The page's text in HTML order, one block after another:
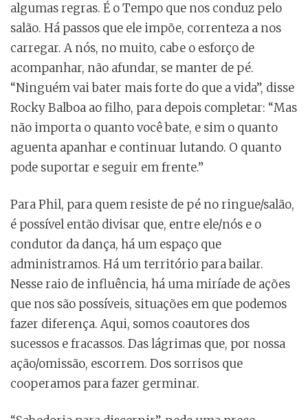
algumas regras. É o Tempo que nos conduz pelo
salão. Há passos que ele impõe, correnteza a nos
carregar. A nós, no muito, cabe o esforço de
acompanhar, não afundar, se manter de pé.
“Ninguém vai bater mais forte do que a vida”, disse
Rocky Balboa ao filho, para depois completar: “Mas
não importa o quanto você bate, e sim o quanto
aguenta apanhar e continuar lutando. O quanto
pode suportar e seguir em frente.”
Para Phil, para quem resiste de pé no ringue/salão,
é possível então divisar que, entre ele/nós e o
condutor da dança, há um espaço que
administramos. Há um território para bailar.
Nesse raio de influência, há uma miríade de ações
que nos são possíveis, situações em que podemos
fazer diferença. Aqui, somos coautores dos
sucessos e fracassos. Das lágrimas que, por nossa
ação/omissão, escorrem. Dos sorrisos que
cooperamos para fazer germinar.